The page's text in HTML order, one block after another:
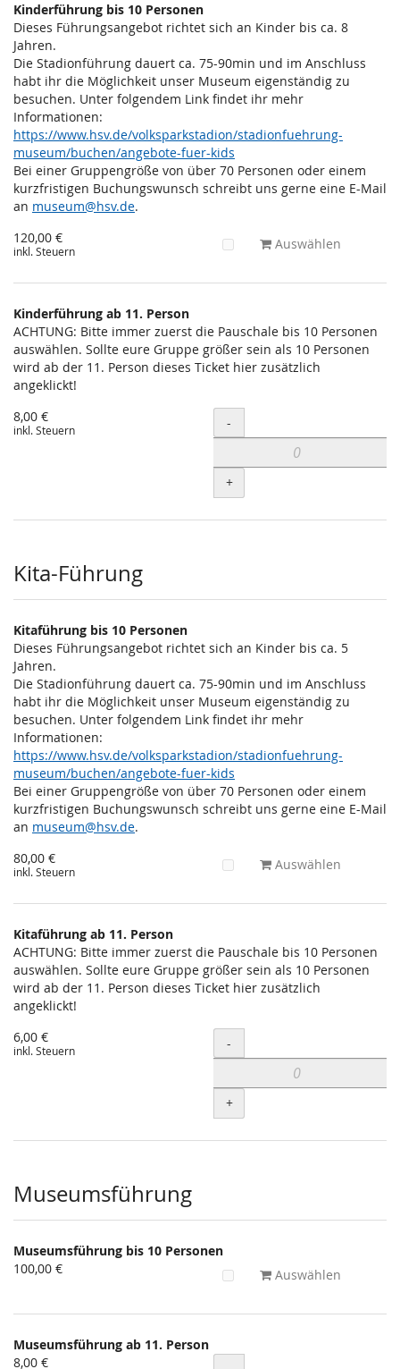
Kinderführung bis 10 Personen
Dieses Führungsangebot richtet sich an Kinder bis ca. 8
Jahren.
Die Stadionführung dauert ca. 75-90min und im Anschluss
habt ihr die Möglichkeit unser Museum eigenständig zu
besuchen. Unter folgendem Link findet ihr mehr
Informationen:
https://www.hsv.de/volksparkstadion/stadionfuehrung-
museum/buchen/angebote-fuer-kids
Bei einer Gruppengröße von über 70 Personen oder einem
kurzfristigen Buchungswunsch schreibt uns gerne eine E-Mail
an museum@hsv.de.
120,00 €
inkl. Steuern Auswählen
Kinderführung ab 11. Person
ACHTUNG: Bitte immer zuerst die Pauschale bis 10 Personen
auswählen. Sollte eure Gruppe größer sein als 10 Personen
wird ab der 11. Person dieses Ticket hier zusätzlich
angeklickt!
8,00 €
inkl. Steuern Menge
-
+
Kita-Führung
Kitaführung bis 10 Personen
Dieses Führungsangebot richtet sich an Kinder bis ca. 5
Jahren.
Die Stadionführung dauert ca. 75-90min und im Anschluss
habt ihr die Möglichkeit unser Museum eigenständig zu
besuchen. Unter folgendem Link findet ihr mehr
Informationen:
https://www.hsv.de/volksparkstadion/stadionfuehrung-
museum/buchen/angebote-fuer-kids
Bei einer Gruppengröße von über 70 Personen oder einem
kurzfristigen Buchungswunsch schreibt uns gerne eine E-Mail
an museum@hsv.de.
80,00 €
inkl. Steuern Auswählen
Kitaführung ab 11. Person
ACHTUNG: Bitte immer zuerst die Pauschale bis 10 Personen
auswählen. Sollte eure Gruppe größer sein als 10 Personen
wird ab der 11. Person dieses Ticket hier zusätzlich
angeklickt!
6,00 €
inkl. Steuern Menge
-
+
Museumsführung
Museumsführung bis 10 Personen
100,00 €
Auswählen
Museumsführung ab 11. Person
8,00 €